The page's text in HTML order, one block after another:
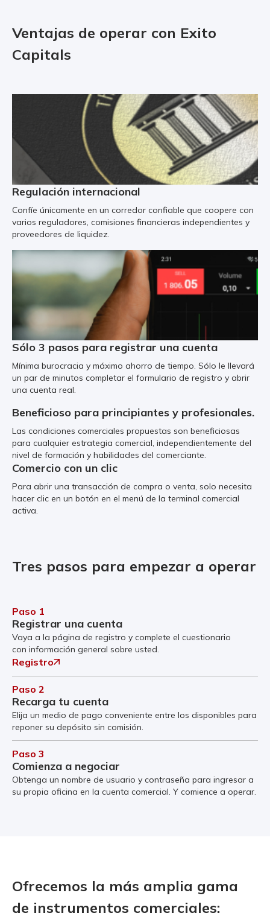
Ventajas de operar con Exito
Capitals
Regulación internacional
Confíe únicamente en un corredor confiable que coopere con
varios reguladores, comisiones financieras independientes y
proveedores de liquidez.
Sólo 3 pasos para registrar una cuenta
Mínima burocracia y máximo ahorro de tiempo. Sólo le llevará
un par de minutos completar el formulario de registro y abrir
una cuenta real.
Beneficioso para principiantes y profesionales.
Las condiciones comerciales propuestas son beneficiosas
para cualquier estrategia comercial, independientemente del
nivel de formación y habilidades del comerciante.
Comercio con un clic
Para abrir una transacción de compra o venta, solo necesita
hacer clic en un botón en el menú de la terminal comercial
activa.
Tres pasos para empezar a operar
Paso 1
Registrar una cuenta
Vaya a la página de registro y complete el cuestionario
con información general sobre usted.
Registro
Paso 2
Recarga tu cuenta
Elija un medio de pago conveniente entre los disponibles para
reponer su depósito sin comisión.
Paso 3
Comienza a negociar
Obtenga un nombre de usuario y contraseña para ingresar a
su propia oficina en la cuenta comercial. Y comience a operar.
Ofrecemos la más amplia gama
de instrumentos comerciales: